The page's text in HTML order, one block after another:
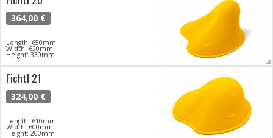
364,00 €
Length: 650mm
Width: 620mm
Height: 330mm
Fichtl 21
324,00 €
Length: 610mm
Width: 600mm
Height: 200mm